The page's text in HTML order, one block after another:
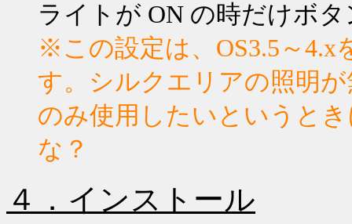
ライトが ON の時だけボ
※この設定は、 OS3.5 ～4.x
す。シルクエリアの照明
のみ使用したいというと
な？
４．インストール